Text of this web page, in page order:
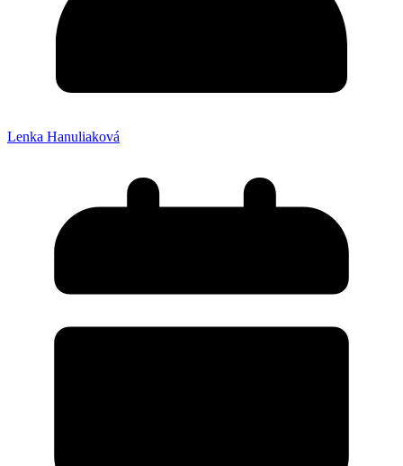
Lenka Hanuliaková